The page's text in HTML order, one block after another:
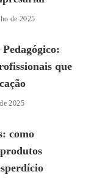
de 2025
que
2025
como